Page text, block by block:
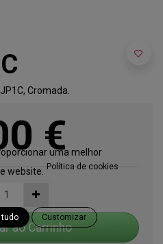
Cromada.
€
ao Carrinho
uma melhor
website.
Política de cookies
tudo Customizar